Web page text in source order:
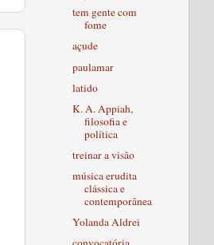
tem gente com
fome
açude
paulamar
latido
K. A. Appiah,
filosofia e
política
treinar a visão
música erudita
clássica e
contemporânea
Yolanda Aldrei